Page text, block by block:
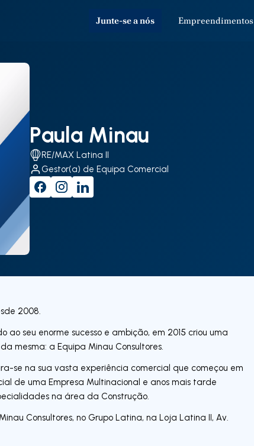
Junte-se a nós Empreendimentos
Paula Minau
RE/MAX Latina II
Gestor(a) de Equipa Comercial
2008.
ao seu enorme sucesso e ambição, em 2015 criou uma
mesma: a Equipa Minau Consultores.
se na sua vasta experiência comercial que começou em
de uma Empresa Multinacional e anos mais tarde
na área da Construção.
Consultores, no Grupo Latina, na Loja Latina II, Av.